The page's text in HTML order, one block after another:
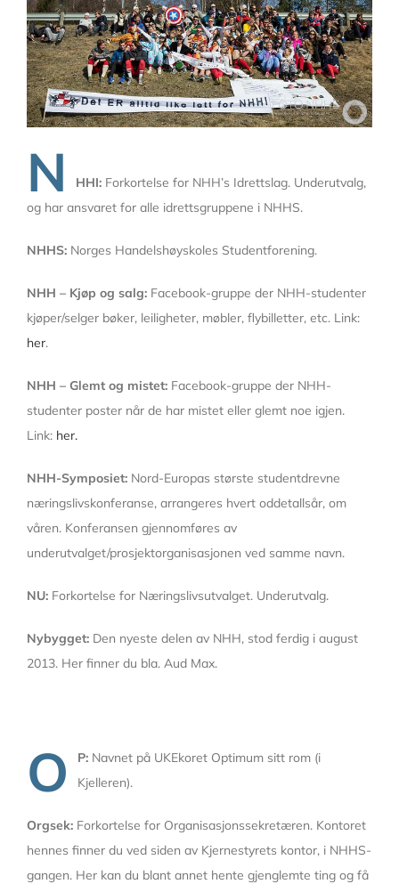
N HHI: Forkortelse for NHH’s Idrettslag. Underutvalg,
og har ansvaret for alle idrettsgruppene i NHHS.
NHHS: Norges Handelshøyskoles Studentforening.
NHH – Kjøp og salg: Facebook-gruppe der NHH-studenter
kjøper/selger bøker, leiligheter, møbler, flybilletter, etc. Link:
her.
NHH – Glemt og mistet: Facebook-gruppe der NHH-
studenter poster når de har mistet eller glemt noe igjen.
Link: her.
NHH-Symposiet: Nord-Europas største studentdrevne
næringslivskonferanse, arrangeres hvert oddetallsår, om
våren. Konferansen gjennomføres av
underutvalget/prosjektorganisasjonen ved samme navn.
NU: Forkortelse for Næringslivsutvalget. Underutvalg.
Nybygget: Den nyeste delen av NHH, stod ferdig i august
2013. Her finner du bla. Aud Max.
O P: Navnet på UKEkoret Optimum sitt rom (i
Kjelleren).
Orgsek: Forkortelse for Organisasjonssekretæren. Kontoret
hennes finner du ved siden av Kjernestyrets kontor, i NHHS-
gangen. Her kan du blant annet hente gjenglemte ting og få